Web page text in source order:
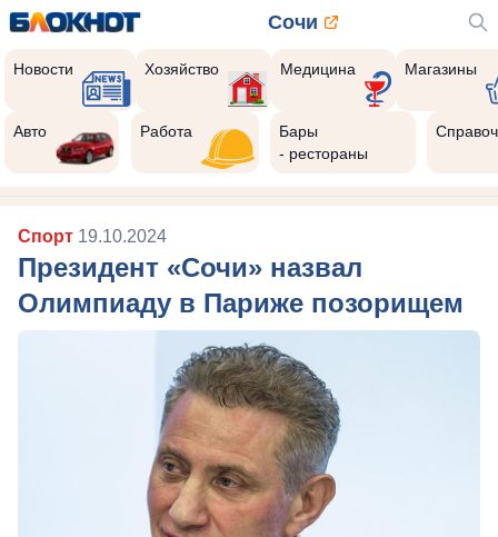
Сочи
Новости Хозяйство Медицина Магазины
Авто Работа
Бары
- рестораны
Спорт 19.10.2024
Президент «Сочи» назвал
Олимпиаду в Париже позорищем